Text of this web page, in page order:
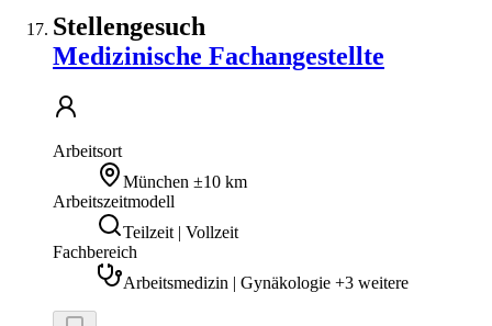
Stellengesuch
Medizinische Fachangestellte
Arbeitsort
München ±10 km
Arbeitszeitmodell
Teilzeit | Vollzeit
Fachbereich
Arbeitsmedizin | Gynäkologie +3 weitere